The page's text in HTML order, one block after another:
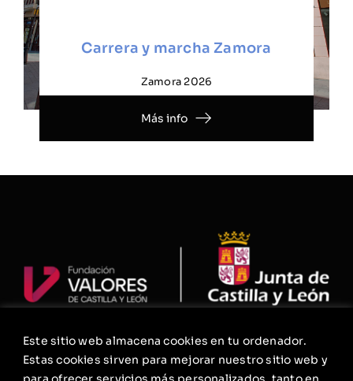
Este sitio web almacena cookies en tu ordenador.
Estas cookies sirven para mejorar nuestro sitio web y
Carrera y marcha Zamora
Zamora 2026
Más info
La Fundación
Agenda